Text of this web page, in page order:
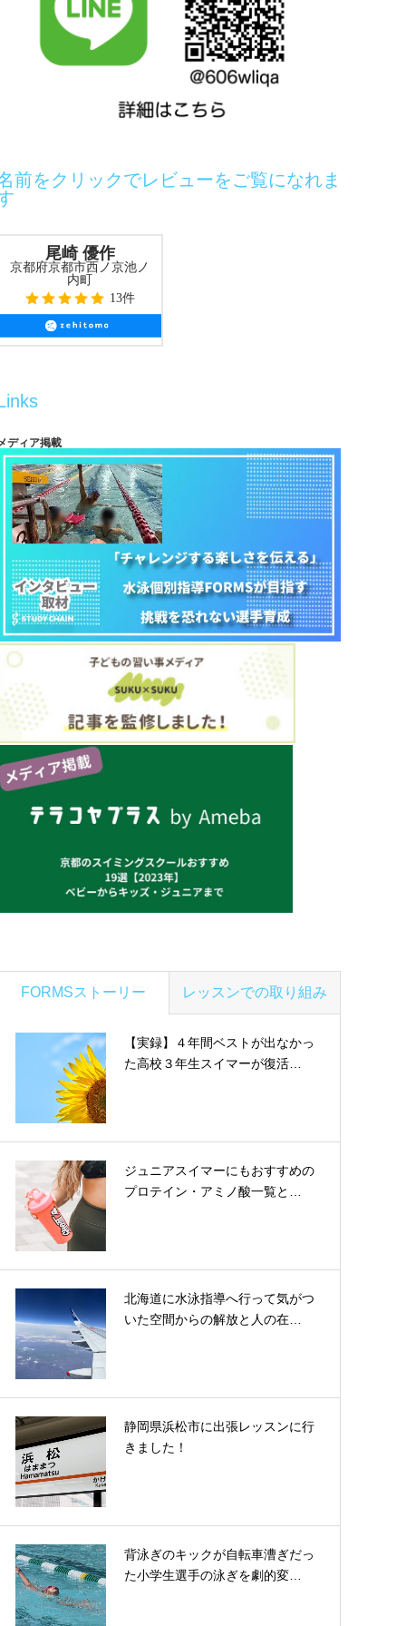
前をクリックでレビューをご覧になれま
尾崎 優作
京都府京都市西ノ京池ノ
内町
13件
ディア掲載
FORMSストーリー レッスンでの取り組み
【実録】４年間ベストが出なかっ
た高校３年生スイマーが復活…
ジュニアスイマーにもおすすめの
プロテイン・アミノ酸一覧と…
北海道に水泳指導へ行って気がつ
いた空間からの解放と人の在…
静岡県浜松市に出張レッスンに行
きました！
背泳ぎのキックが自転車漕ぎだっ
た小学生選手の泳ぎを劇的変…